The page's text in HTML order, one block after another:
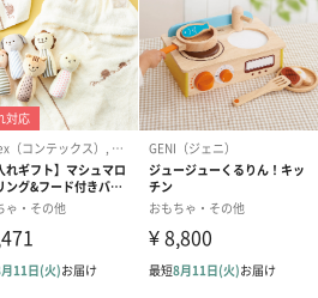
シャワージェル＆ハン
ドクリーム（ピンクグ
レープフルーツ）
（2,145円）
シャワージェ
ドクリーム（
ッシュローズ
円）